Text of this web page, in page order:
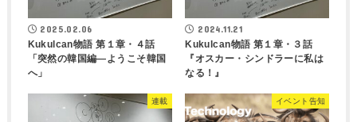
2025.02.06
Kukulcan物語 第１章・４話
「突然の韓国編―ようこそ韓国
へ」
2024.11.21
Kukulcan物語 第１章・３話
『オスカー・シンドラーに私は
なる！』
連載 イベント告知